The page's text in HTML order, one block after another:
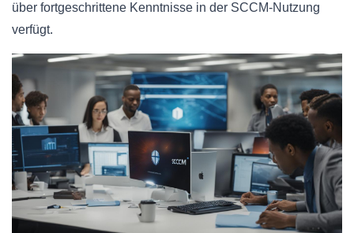
über fortgeschrittene Kenntnisse in der SCCM-Nutzung
verfügt.